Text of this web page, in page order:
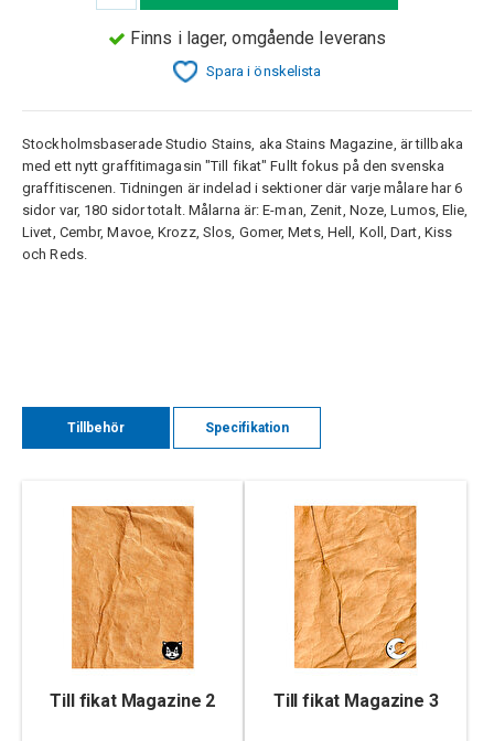
Finns i lager, omgående leverans
Spara i önskelista
Stockholmsbaserade Studio Stains, aka Stains Magazine, är tillbaka
med ett nytt graffitimagasin "Till fikat" Fullt fokus på den svenska
graffitiscenen. Tidningen är indelad i sektioner där varje målare har 6
sidor var, 180 sidor totalt. Målarna är: E-man, Zenit, Noze, Lumos, Elie,
Livet, Cembr, Mavoe, Krozz, Slos, Gomer, Mets, Hell, Koll, Dart, Kiss
och Reds.
Tillbehör Specifikation
Till fikat Magazine 2 Till fikat Magazine 3